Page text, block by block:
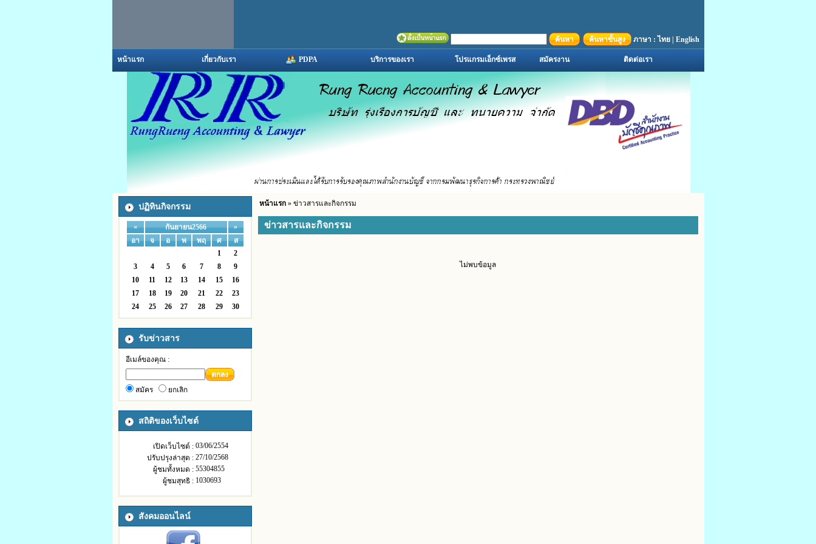
ค้นหา ค้นหาขั้นสูง ภาษา : ไทย| English
หน้าแรก เกี่ยวกับเรา PDPA บริการของเรา โปรแกรมเอ็กซ์เพรส สมัครงาน ติดต่อเรา
ปฏิทินกิจกรรม
« กันยายน2566
»
อา
จ อ พ พฤ ศ
ส
1
2
3
4 5 6 7 8
9
10
11 12 13 14 15
16
17
18 19 20 21 22
23
24
25 26 27 28 29 30
รับข่าวสาร
อีเมล์ของคุณ :
ตกลง
สมัคร
ยกเลิก
สถิติของเว็บไซต์
เปิดเว็บไซต์ : 03/06/2554
ปรับปรุงล่าสุด : 27/10/2568
ผู้ชมทั้งหมด : 55304855
ผู้ชมสุทธิ : 1030693
สังคมออนไลน์
หน้าแรก» ข่าวสารและกิจกรรม
ข่าวสารและกิจกรรม
ไม่พบข้อมูล